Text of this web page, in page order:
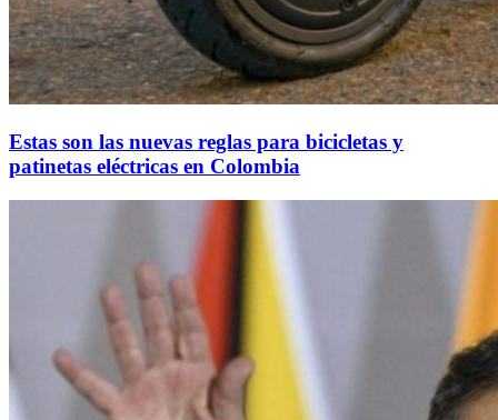
Estas son las nuevas reglas para bicicletas y
patinetas eléctricas en Colombia